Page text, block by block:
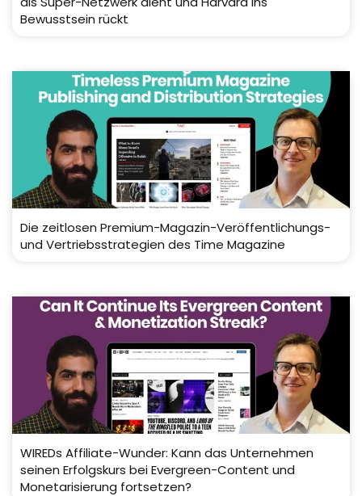
Bewusstsein rückt
Die zeitlosen Premium-Magazin-Veröffentlichungs-
und Vertriebsstrategien des Time Magazine
WIREDs Affiliate-Wunder: Kann das Unternehmen
seinen Erfolgskurs bei Evergreen-Content und
Monetarisierung fortsetzen?